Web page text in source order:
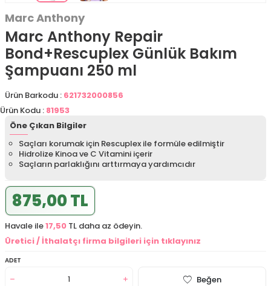
Marc Anthony
Marc Anthony Repair
Bond+Rescuplex Günlük Bakım
Şampuanı 250 ml
Ürün Barkodu : 621732000856
Ürün Kodu : 81953
Öne Çıkan Bilgiler
Saçları korumak için Rescuplex ile formüle edilmiştir
Hidrolize Kinoa ve C Vitamini içerir
Saçların parlaklığını arttırmaya yardımcıdır
875,00 TL
Havale ile17,50 TL daha az ödeyin.
Üretici / İthalatçı firma bilgileri için tıklayınız
ADET
Beğen